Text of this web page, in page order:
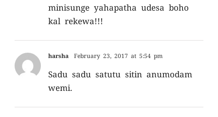
minisunge yahapatha udesa boho
kal rekewa!!!
harsha February 23, 2017 at 5:54 pm
Sadu sadu satutu sitin anumodam
wemi.